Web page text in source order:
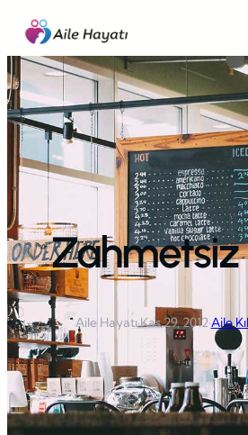
İçeriğe
geç
Aile Hayatı·Kas 29, 2012·Aile